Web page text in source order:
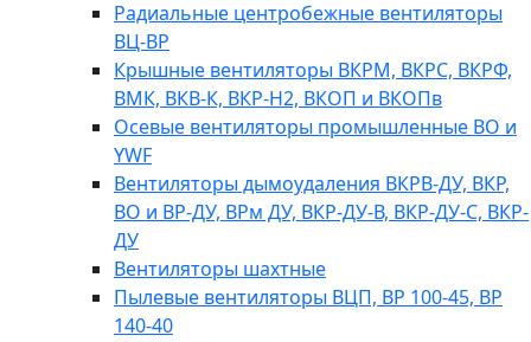
Радиальные центробежные вентиляторы
ВЦ-ВР
Крышные вентиляторы ВКРМ, ВКРС, ВКРФ,
ВМК, ВКВ-К, ВКР-Н2, ВКОП и ВКОПв
Осевые вентиляторы промышленные ВО и
YWF
Вентиляторы дымоудаления ВКРВ-ДУ, ВКР,
ВО и ВР-ДУ, ВРм ДУ, ВКР-ДУ-В, ВКР-ДУ-С, ВКР-
ДУ
Вентиляторы шахтные
Пылевые вентиляторы ВЦП, ВР 100-45, ВР
140-40